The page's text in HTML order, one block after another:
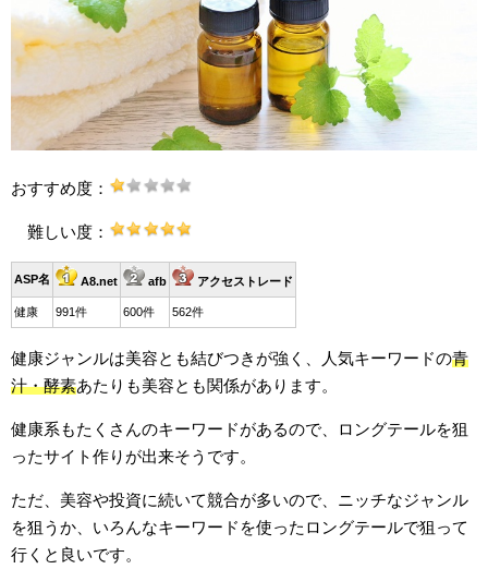
おすすめ度：
難しい度：
ASP名 A8.net afb アクセストレード
健康 991件 600件 562件
健康ジャンルは美容とも結びつきが強く、人気キーワードの青
汁・酵素あたりも美容とも関係があります。
健康系もたくさんのキーワードがあるので、ロングテールを狙
ったサイト作りが出来そうです。
ただ、美容や投資に続いて競合が多いので、ニッチなジャンル
を狙うか、いろんなキーワードを使ったロングテールで狙って
行くと良いです。